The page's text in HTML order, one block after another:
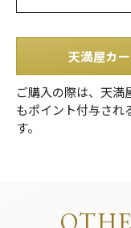
天満屋カ
ご購入の際は、天満
もポイント付与され
す。